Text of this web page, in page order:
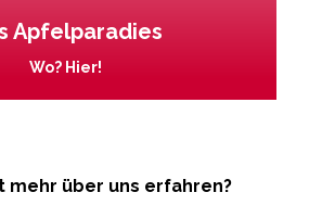
Apfelparadies
Wo? Hier!
mehr über uns erfahren?